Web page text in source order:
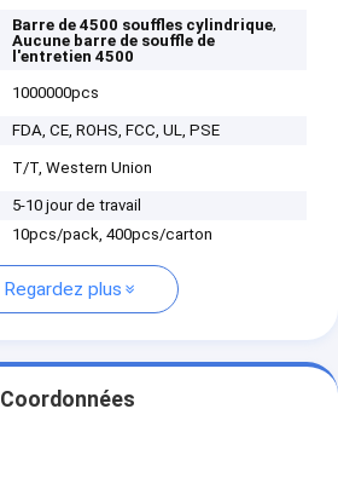
Barre de 4500 souffles cylindrique,
Aucune barre de souffle de
l'entretien 4500
1000000pcs
FDA, CE, ROHS, FCC, UL, PSE
T/T, Western Union
5-10 jour de travail
10pcs/pack, 400pcs/carton
Regardez plus
Coordonnées